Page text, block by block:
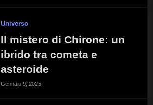
Universo
Il mistero di Chirone: un
ibrido tra cometa e
asteroide
Gennaio 9, 2025